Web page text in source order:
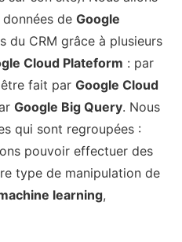
de Google
du CRM grâce à plusieurs
Cloud Plateform : par
fait par Google Cloud
Google Big Query. Nous
qui sont regroupées :
pouvoir effectuer des
type de manipulation de
learning,